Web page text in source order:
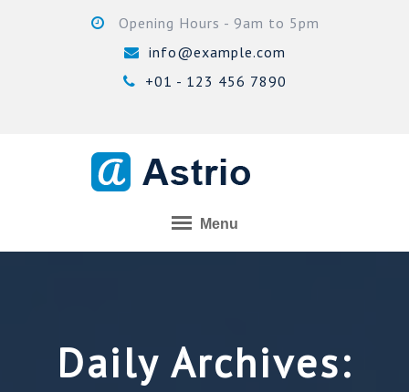
Opening Hours - 9am to 5pm
info@example.com
+01 - 123 456 7890
Menu
Daily Archives: